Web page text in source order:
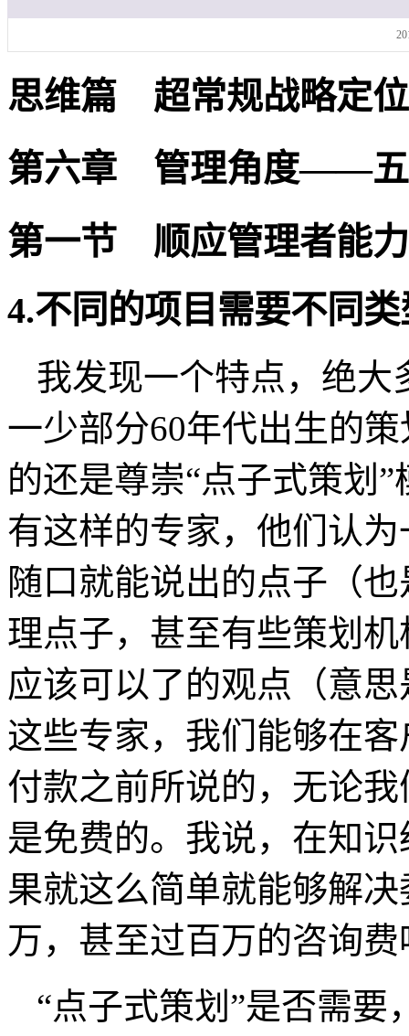
思维篇 超常规战略定
第六章 管理角度——五
第一节 顺应管理者能
4.不同的项目需要不同
我发现一个特点，绝大
一少部分60年代出生的
的还是尊崇“点子式策划
有这样的专家，他们认
随口就能说出的点子（
理点子，甚至有些策划
应该可以了的观点（意
这些专家，我们能够在
付款之前所说的，无论
是免费的。我说，在知
果就这么简单就能够解
万，甚至过百万的咨询费
“点子式策划”是否需